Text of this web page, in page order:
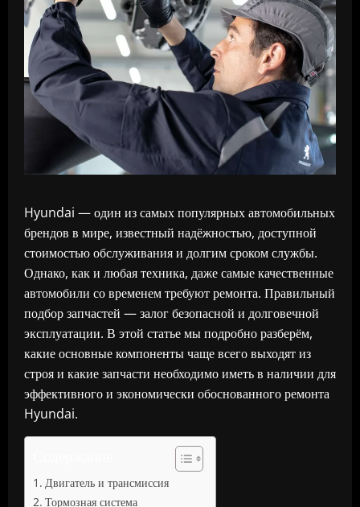
Hyundai — один из самых популярных автомобильных
брендов в мире, известный надёжностью, доступной
стоимостью обслуживания и долгим сроком службы.
Однако, как и любая техника, даже самые качественные
автомобили со временем требуют ремонта. Правильный
подбор запчастей — залог безопасной и долговечной
эксплуатации. В этой статье мы подробно разберём,
какие основные компоненты чаще всего выходят из
строя и какие запчасти необходимо иметь в наличии для
эффективного и экономически обоснованного ремонта
Hyundai.
Двигатель и трансмиссия
Тормозная система